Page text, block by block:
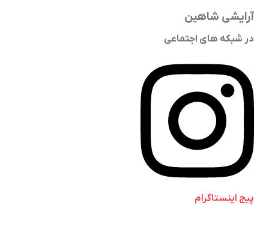
آرایشی شاهین
در شبکه های اجتماعی
پیج اینستاگرام